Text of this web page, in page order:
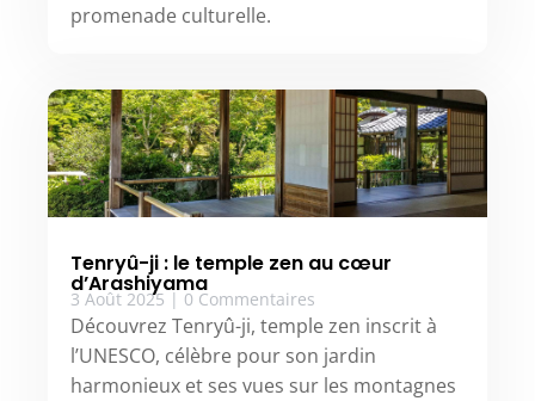
promenade culturelle.
Tenryû-ji : le temple zen au cœur
d’Arashiyama
3 Août 2025 | 0 Commentaires
Découvrez Tenryû-ji, temple zen inscrit à
l’UNESCO, célèbre pour son jardin
harmonieux et ses vues sur les montagnes